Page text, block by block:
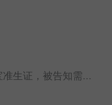
生证，被告知需...